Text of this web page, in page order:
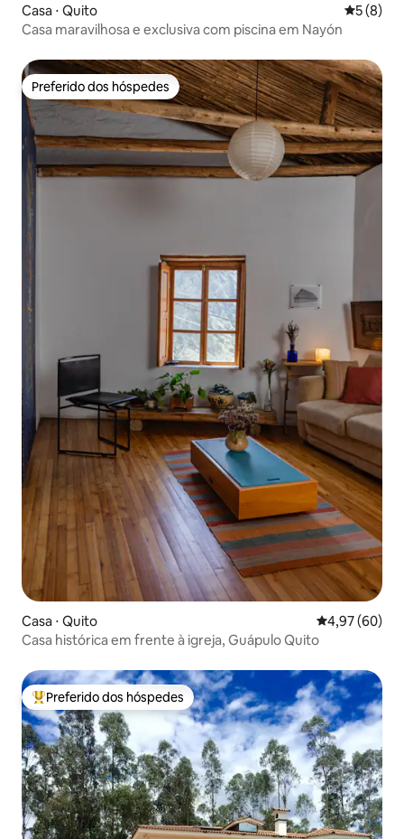
Casa ⋅ Quito 5 de
5 (8)
Casa maravilhosa e exclusiva com piscina em Nayón
Preferido dos hóspedes
Preferido dos hóspedes
Casa ⋅ Quito 4,97 de uma
4,97 (60)
Casa histórica em frente à igreja, Guápulo Quito
Entre os melhores preferidos dos hóspedes
Preferido dos hóspedes